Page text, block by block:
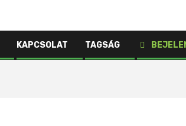
KAPCSOLAT TAGSÁG